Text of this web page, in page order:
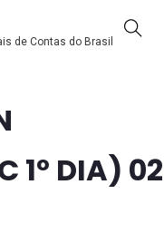
de Contas do Brasil
1º DIA) 02